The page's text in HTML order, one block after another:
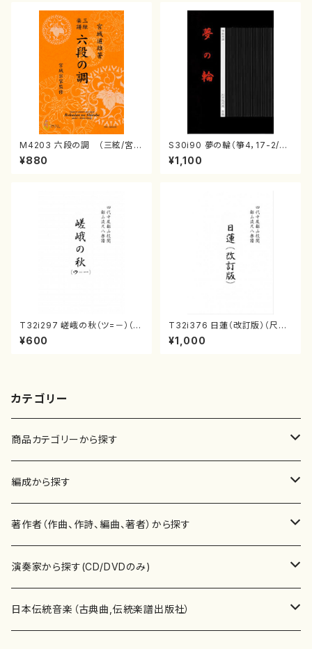
M4203 六段の調 （三絃/宮城
道雄著・宮城宗家監修/三絃古典
楽譜）
¥880
S30i90 夢の輪（箏4，17-2/沢
井比河流/楽譜）
¥1,100
T32i297 嵯峨の秋（ツ=－）（尺
八/菊末検校/楽譜）都山流公刊
楽譜曲番:1152
¥600
T32i376 日蓮（改訂版）（尺八/
宮城道雄/楽譜）都山流公刊楽譜
曲番:2081
¥1,000
カテゴリー
商品カテゴリーから探す
楽譜
書籍
書籍
テキストブック
CD・DVD
チケット
編成から探す
邦楽器
箏・琴（ソロ）
箏・琴（合奏）
合唱
混声合唱
歌・声
著作者（作曲、作詩、編曲、著者）から探す
あ行
青木省三(アオキ ショウゾウ)
か行
演奏家から探す(CD/DVDのみ)
邦楽（箏、三味線、尺八等）演奏家
日本伝統音楽（古典曲,伝統楽譜出版社）